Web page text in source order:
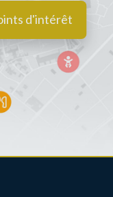
d'intérêt